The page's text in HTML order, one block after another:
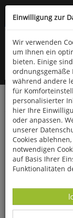
Kompletten Head
Startseite Bücher
Einwilligung zur
Wir verwenden
um Ihnen ein
bieten. Einige
ordnungsgemäße
während andere
für
personalisierter
hier Ihre
oder anpassen.
unserer
Cookies
notwendigen
auf Basis Ihrer
Funktionalitäten